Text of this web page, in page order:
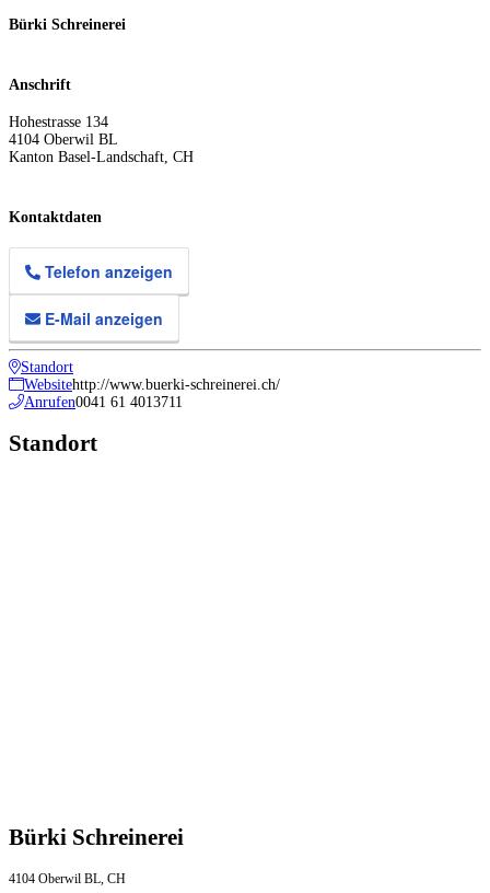
Bürki Schreinerei
Anschrift
Hohestrasse 134
4104 Oberwil BL
Kanton Basel-Landschaft, CH
Kontaktdaten
Telefon anzeigen
E-Mail anzeigen
Standort
Websitehttp://www.buerki-schreinerei.ch/
Anrufen0041 61 4013711
Standort
Bürki Schreinerei
4104 Oberwil BL, CH